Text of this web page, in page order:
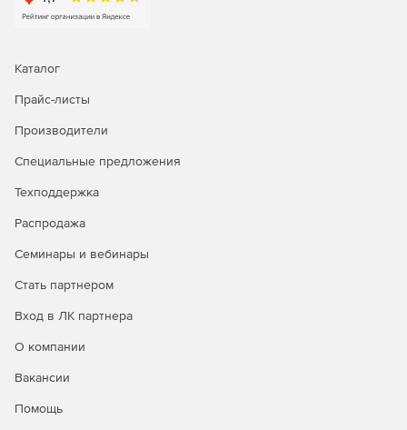
Каталог
Прайс-листы
Производители
Специальные предложения
Техподдержка
Распродажа
Семинары и вебинары
Стать партнером
Вход в ЛК партнера
О компании
Вакансии
Помощь